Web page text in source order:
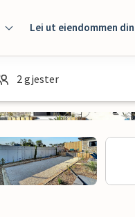
Lei ut eiendommen din
2 gjester